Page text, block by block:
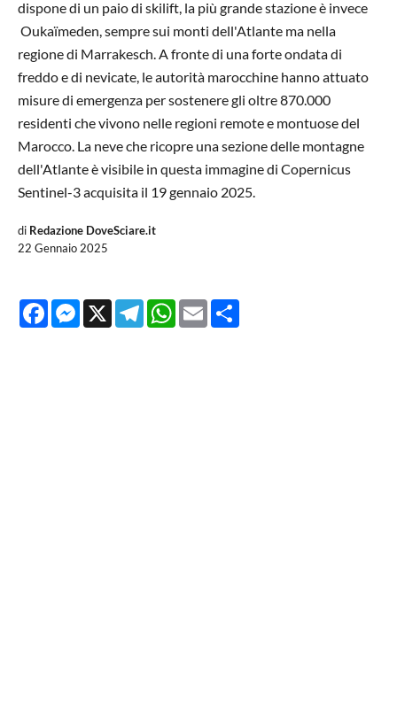
dispone di un paio di skilift, la più grande stazione è invece
Oukaïmeden, sempre sui monti dell'Atlante ma nella
regione di Marrakesch. A fronte di una forte ondata di
freddo e di nevicate, le autorità marocchine hanno attuato
misure di emergenza per sostenere gli oltre 870.000
residenti che vivono nelle regioni remote e montuose del
Marocco. La neve che ricopre una sezione delle montagne
dell'Atlante è visibile in questa immagine di Copernicus
Sentinel-3 acquisita il 19 gennaio 2025.
di Redazione DoveSciare.it
22 Gennaio 2025
FacebookMessenger
X TelegramWhatsApp
Email